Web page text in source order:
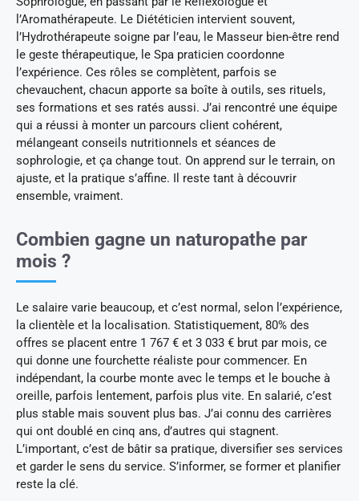
l’Aromathérapeute. Le Diététicien intervient souvent,
l’Hydrothérapeute soigne par l’eau, le Masseur bien-être rend
le geste thérapeutique, le Spa praticien coordonne
l’expérience. Ces rôles se complètent, parfois se
chevauchent, chacun apporte sa boîte à outils, ses rituels,
ses formations et ses ratés aussi. J’ai rencontré une équipe
qui a réussi à monter un parcours client cohérent,
mélangeant conseils nutritionnels et séances de
sophrologie, et ça change tout. On apprend sur le terrain, on
ajuste, et la pratique s’affine. Il reste tant à découvrir
ensemble, vraiment.
Combien gagne un naturopathe par
mois ?
Le salaire varie beaucoup, et c’est normal, selon l’expérience,
la clientèle et la localisation. Statistiquement, 80% des
offres se placent entre 1 767 € et 3 033 € brut par mois, ce
qui donne une fourchette réaliste pour commencer. En
indépendant, la courbe monte avec le temps et le bouche à
oreille, parfois lentement, parfois plus vite. En salarié, c’est
plus stable mais souvent plus bas. J’ai connu des carrières
qui ont doublé en cinq ans, d’autres qui stagnent.
L’important, c’est de bâtir sa pratique, diversifier ses services
et garder le sens du service. S’informer, se former et planifier
reste la clé.